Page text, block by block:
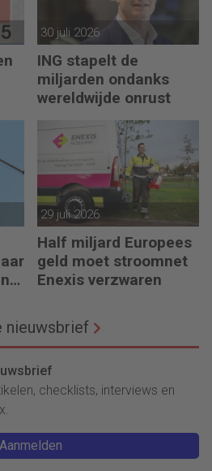
30 juli 2026
ING stapelt de
miljarden ondanks
wereldwijde onrust
29 juli 2026
Half miljard Europees
geld moet stroomnet
Enexis verzwaren
nieuwsbrief
checklists, interviews en
Aanmelden